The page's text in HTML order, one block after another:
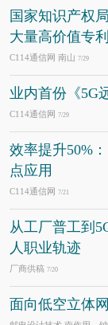
国家知识产权
大量高价值专利
C114通信网 南山 7/29
业内首份《5G
C114通信网 7/29
效率提升50%
点应用
C114通信网 7/21
从工厂普工到
人职业轨迹
厂商供稿 7/20
面向低空立体